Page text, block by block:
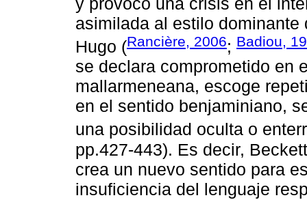
asimilada al estilo
Hugo (Rancière, 2006; Badiou,
se declara comprometido en
mallarmeneana, escoge
en el sentido benjaminiano,
una posibilidad oculta o
pp.427-443). Es decir,
crea un nuevo sentido para
insuficiencia del lenguaje